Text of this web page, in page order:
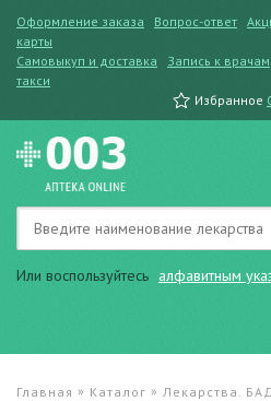
Оформление заказа Вопрос-ответ
карты
Самовыкуп и доставка
Запись к врачам
такси
Избранное
Или воспользуйтесь алфавитным
Главная » Каталог » Лекарства.